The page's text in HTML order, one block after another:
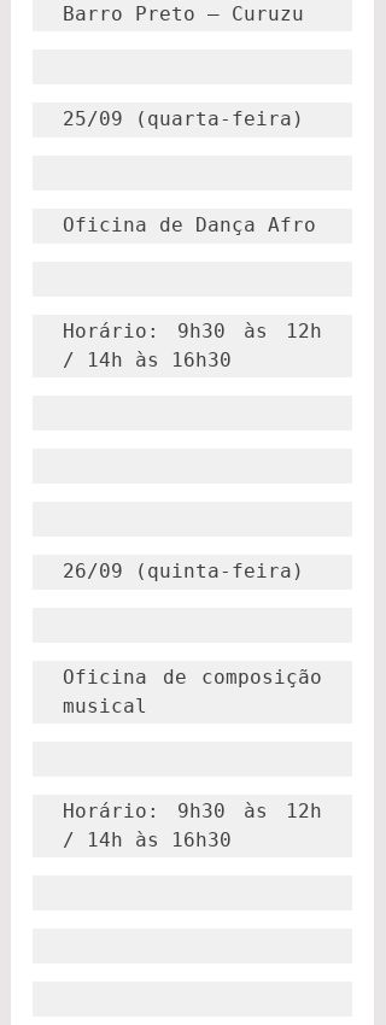
Barro Preto – Curuzu
25/09 (quarta-feira)
Oficina de Dança Afro
Horário: 9h30 às 12h
/ 14h às 16h30
26/09 (quinta-feira)
Oficina de composição
musical
Horário: 9h30 às 12h
/ 14h às 16h30